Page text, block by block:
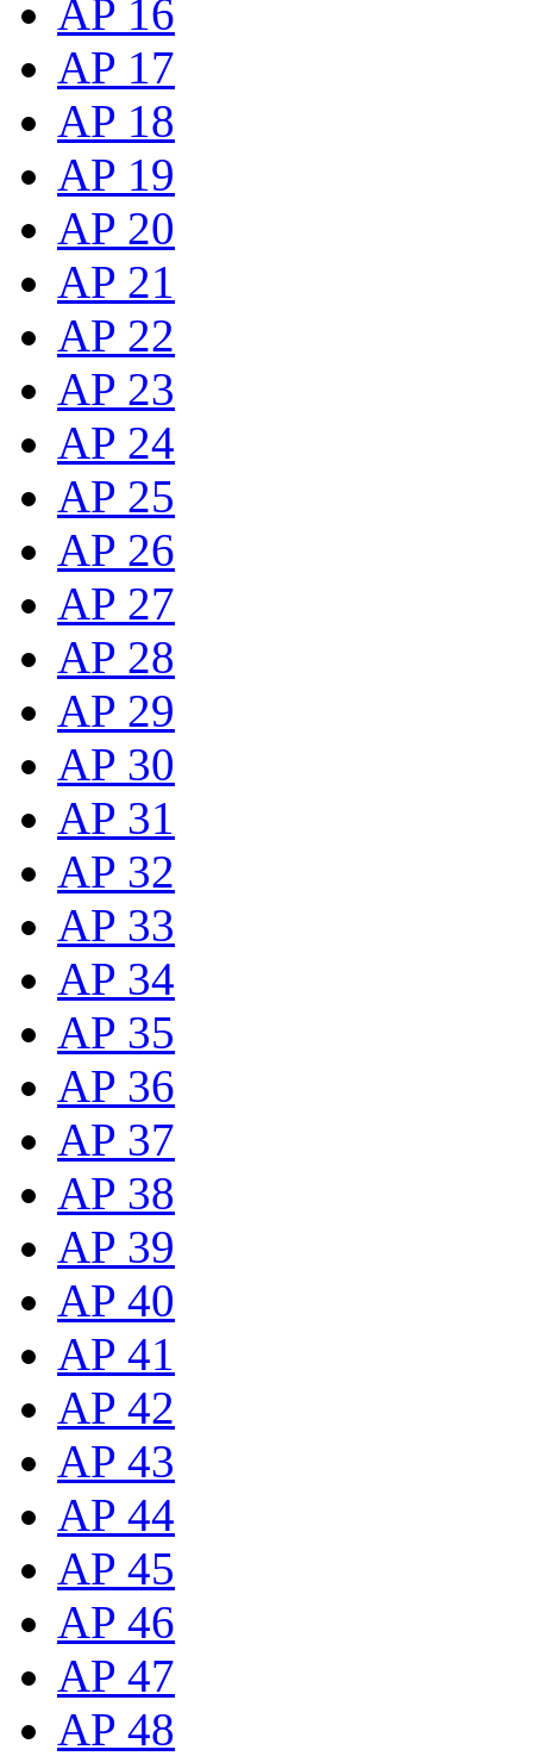
AP 16
AP 17
AP 18
AP 19
AP 20
AP 21
AP 22
AP 23
AP 24
AP 25
AP 26
AP 27
AP 28
AP 29
AP 30
AP 31
AP 32
AP 33
AP 34
AP 35
AP 36
AP 37
AP 38
AP 39
AP 40
AP 41
AP 42
AP 43
AP 44
AP 45
AP 46
AP 47
AP 48